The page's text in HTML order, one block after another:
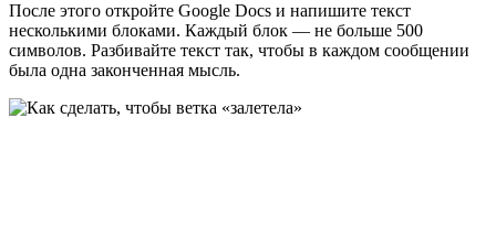
После этого откройте Google Docs и напишите текст
несколькими блоками. Каждый блок — не больше 500
символов. Разбивайте текст так, чтобы в каждом сообщении
была одна законченная мысль.